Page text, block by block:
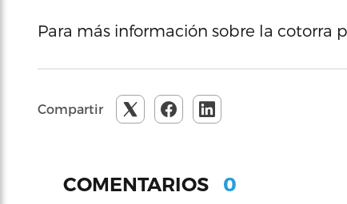
Para más información sobre la cotorra
Compartir
COMENTARIOS 0